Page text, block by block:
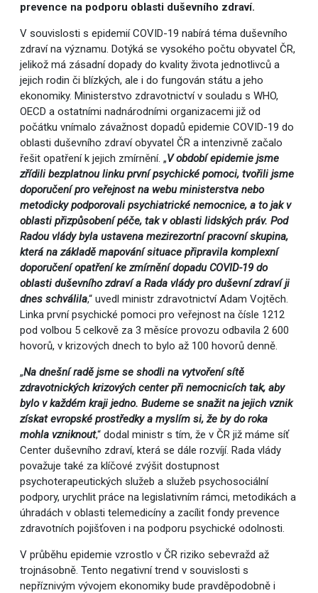
prevence na podporu oblasti duševního zdraví.
V souvislosti s epidemií COVID-19 nabírá téma duševního
zdraví na významu. Dotýká se vysokého počtu obyvatel ČR,
jelikož má zásadní dopady do kvality života jednotlivců a
jejich rodin či blízkých, ale i do fungován státu a jeho
ekonomiky. Ministerstvo zdravotnictví v souladu s WHO,
OECD a ostatními nadnárodními organizacemi již od
počátku vnímalo závažnost dopadů epidemie COVID-19 do
oblasti duševního zdraví obyvatel ČR a intenzivně začalo
řešit opatření k jejich zmírnění. „V období epidemie jsme
zřídili bezplatnou linku první psychické pomoci, tvořili jsme
doporučení pro veřejnost na webu ministerstva nebo
metodicky podporovali psychiatrické nemocnice, a to jak v
oblasti přizpůsobení péče, tak v oblasti lidských práv. Pod
Radou vlády byla ustavena mezirezortní pracovní skupina,
která na základě mapování situace připravila komplexní
doporučení opatření ke zmírnění dopadu COVID-19 do
oblasti duševního zdraví a Rada vlády pro duševní zdraví ji
dnes schválila,“ uvedl ministr zdravotnictví Adam Vojtěch.
Linka první psychické pomoci pro veřejnost na čísle 1212
pod volbou 5 celkově za 3 měsíce provozu odbavila 2 600
hovorů, v krizových dnech to bylo až 100 hovorů denně.
„Na dnešní radě jsme se shodli na vytvoření sítě
zdravotnických krizových center při nemocnicích tak, aby
bylo v každém kraji jedno. Budeme se snažit na jejich vznik
získat evropské prostředky a myslím si, že by do roka
mohla vzniknout,“ dodal ministr s tím, že v ČR již máme síť
Center duševního zdraví, která se dále rozvíjí. Rada vlády
považuje také za klíčové zvýšit dostupnost
psychoterapeutických služeb a služeb psychosociální
podpory, urychlit práce na legislativním rámci, metodikách a
úhradách v oblasti telemedicíny a zacílit fondy prevence
zdravotních pojišťoven i na podporu psychické odolnosti.
V průběhu epidemie vzrostlo v ČR riziko sebevražd až
trojnásobně. Tento negativní trend v souvislosti s
nepříznivým vývojem ekonomiky bude pravděpodobně i